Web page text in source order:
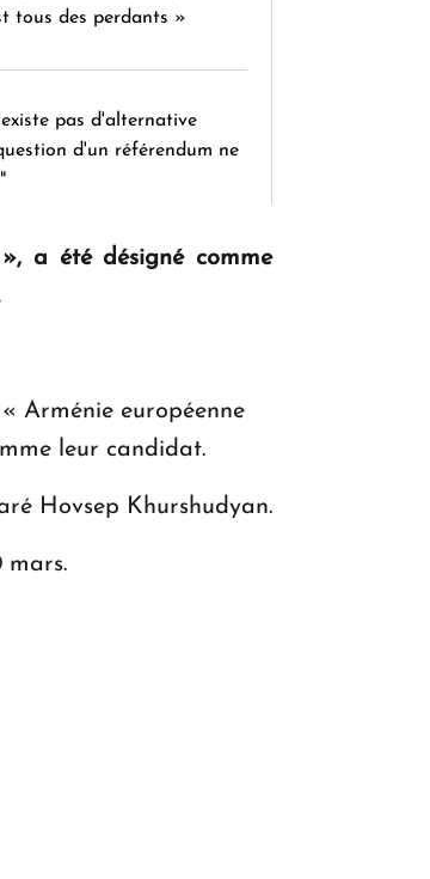
tous des perdants »
pas d'alternative
d'un référendum ne
d'audace, de résilience et
Hyatt Regency
ses portes à Dilijan
a été désigné comme
Arménie européenne
leur candidat.
Hovsep Khurshudyan.
mars.